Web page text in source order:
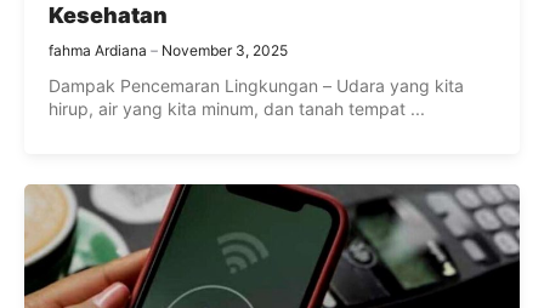
Kesehatan
fahma Ardiana November 3, 2025
Dampak Pencemaran Lingkungan – Udara yang kita
hirup, air yang kita minum, dan tanah tempat ...